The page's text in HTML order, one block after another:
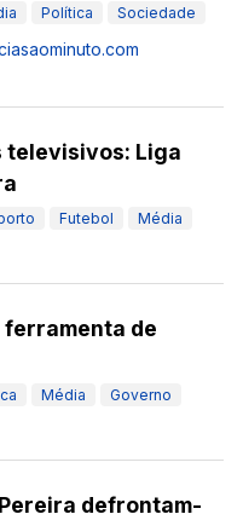
Política Sociedade
televisivos: Liga
Futebol Média
de
Média Governo
defrontam-